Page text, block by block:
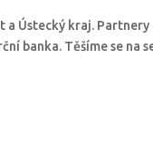
Ústecký kraj. Partnery
banka. Těšíme se na